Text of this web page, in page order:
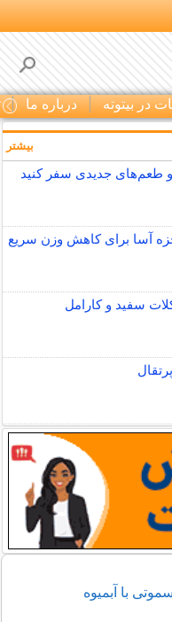
در بیتوته درباره ما
و طعم‌های جدیدی سفر کنید
آسا برای کاهش وزن سریع
سفید و کارامل
بیشتر
با آبمیوه